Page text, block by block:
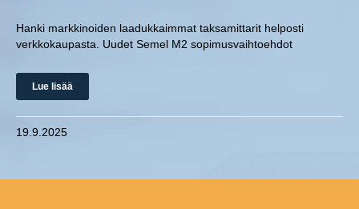
Hanki markkinoiden laadukkaimmat taksamittarit helposti
verkkokaupasta. Uudet Semel M2 sopimusvaihtoehdot
Lue lisää
19.9.2025